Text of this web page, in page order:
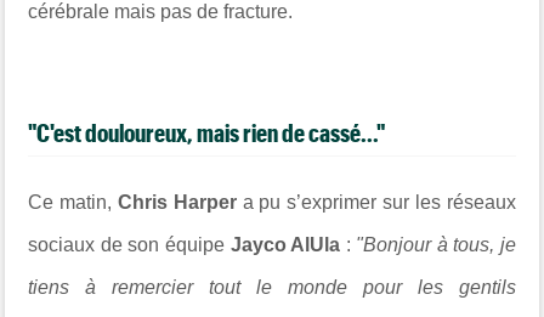
cérébrale mais pas de fracture.
"C'est douloureux, mais rien de cassé..."
Ce matin,Chris Harpera pu s’exprimer sur les réseaux
sociaux de son équipe Jayco AlUla : "Bonjour à tous, je
tiens à remercier tout le monde pour les gentils